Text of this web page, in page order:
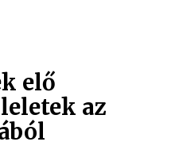
elő
az